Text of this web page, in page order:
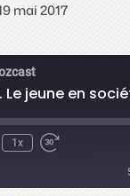
mai 2017
Le jeune en
1x